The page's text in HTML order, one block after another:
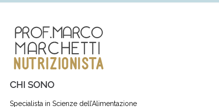
CHI SONO
Specialista in Scienze dell’Alimentazione